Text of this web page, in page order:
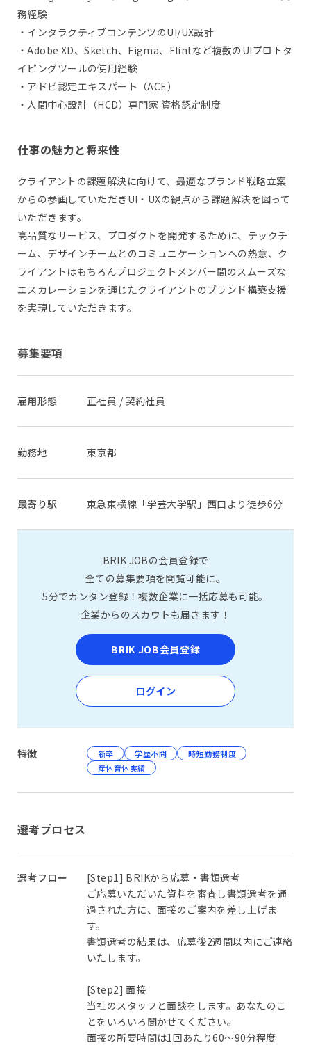
務経験
・インタラクティブコンテンツのUI/UX設計
・Adobe XD、Sketch、Figma、Flintなど複数のUIプロトタ
イピングツールの使用経験
・アドビ認定エキスパート（ACE）
・人間中心設計（HCD）専門家 資格認定制度
仕事の魅力と将来性
クライアントの課題解決に向けて、最適なブランド戦略立案
からの参画していただきUI・UXの観点から課題解決を図って
いただきます。
高品質なサービス、プロダクトを開発するために、テックチ
ーム、デザインチームとのコミュニケーションへの熱意、ク
ライアントはもちろんプロジェクトメンバー間のスムーズな
エスカレーションを通じたクライアントのブランド構築支援
を実現していただきます。
募集要項
雇用形態 正社員 / 契約社員
勤務地 東京都
最寄り駅 東急東横線「学芸大学駅」西口より徒歩6分
BRIK JOBの会員登録で
全ての募集要項を閲覧可能に。
5分でカンタン登録！複数企業に一括応募も可能。
企業からのスカウトも届きます！
BRIK JOB会員登録
ログイン
特徴 新卒 学歴不問
時短勤務制度
産休育休実績
選考プロセス
選考フロー
[Step1] BRIKから応募・書類選考
ご応募いただいた資料を審査し書類選考を通
過された方に、面接のご案内を差し上げま
す。
書類選考の結果は、応募後2週間以内にご連絡
いたします。
[Step2] 面接
当社のスタッフと面談をします。あなたのこ
とをいろいろ聞かせてください。
面接の所要時間は1回あたり60〜90分程度